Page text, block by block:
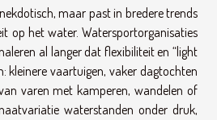
maar past in bredere trends
op het water. Watersportorganisaties
al langer dat flexibiliteit en “light
kleinere vaartuigen, vaker dagtochten
varen met kamperen, wandelen of
waterstanden onder druk,